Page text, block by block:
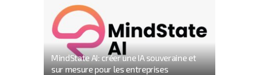
MindState AI: créer une IA souveraine et
sur mesure pour les entreprises